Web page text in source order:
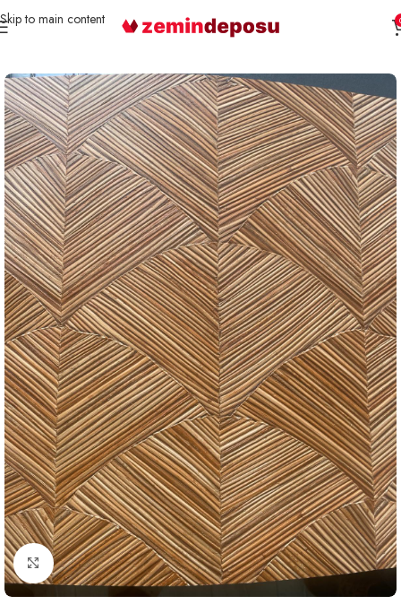
Skip to main content
Büyütmek için tıklayın